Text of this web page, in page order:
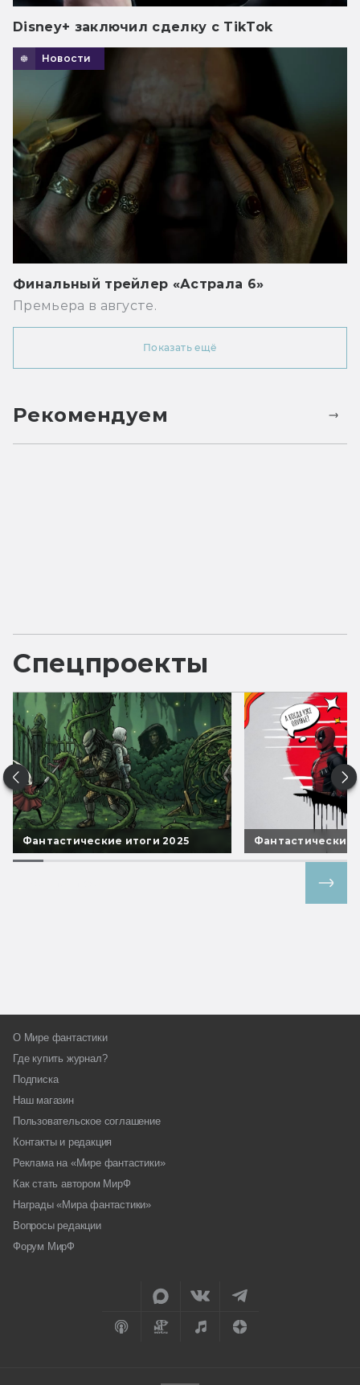
Disney+ заключил сделку с TikTok
Новости
Финальный трейлер «Астрала 6»
Премьера в августе.
Показать ещё
Рекомендуем
Спецпроекты
Фантастические итоги 2025 Фантастические
О Мире фантастики
Где купить журнал?
Подписка
Наш магазин
Пользовательское соглашение
Контакты и редакция
Реклама на «Мире фантастики»
Как стать автором МирФ
Награды «Мира фантастики»
Вопросы редакции
Форум МирФ